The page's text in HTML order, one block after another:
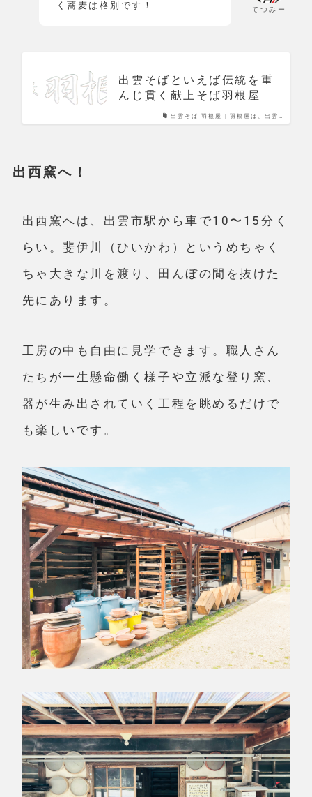
てつみー
く蕎麦は格別です！
出雲そば 羽根屋 | 羽根屋は、出雲…
出雲そばといえば伝統を重
んじ貫く献上そば羽根屋
出西窯へ！
出西窯へは、出雲市駅から車で10〜15分く
らい。斐伊川（ひいかわ）というめちゃく
ちゃ大きな川を渡り、田んぼの間を抜けた
先にあります。
工房の中も自由に見学できます。職人さん
たちが一生懸命働く様子や立派な登り窯、
器が生み出されていく工程を眺めるだけで
も楽しいです。